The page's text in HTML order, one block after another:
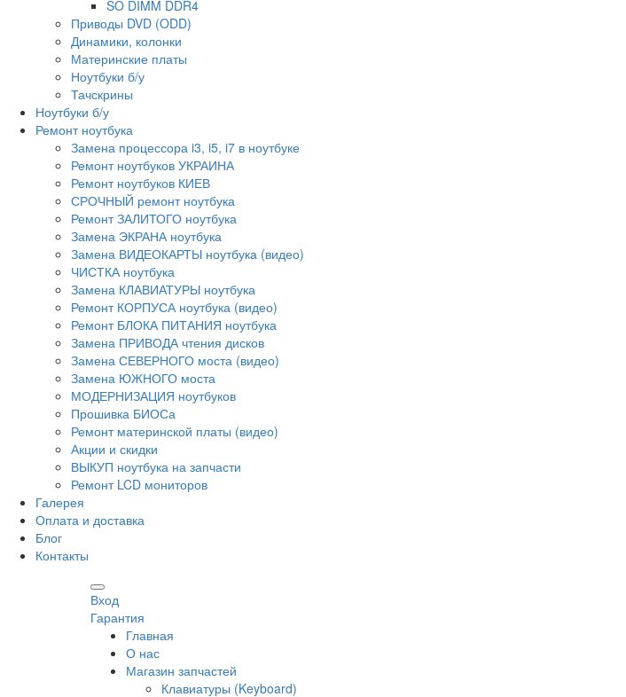
SO DIMM DDR4
Приводы DVD (ODD)
Динамики, колонки
Материнские платы
Ноутбуки б/у
Тачскрины
Ноутбуки б/у
Ремонт ноутбука
Замена процессора i3, i5, i7 в ноутбуке
Ремонт ноутбуков УКРАИНА
Ремонт ноутбуков КИЕВ
СРОЧНЫЙ ремонт ноутбука
Ремонт ЗАЛИТОГО ноутбука
Замена ЭКРАНА ноутбука
Замена ВИДЕОКАРТЫ ноутбука (видео)
ЧИСТКА ноутбука
Замена КЛАВИАТУРЫ ноутбука
Ремонт КОРПУСА ноутбука (видео)
Ремонт БЛОКА ПИТАНИЯ ноутбука
Замена ПРИВОДА чтения дисков
Замена СЕВЕРНОГО моста (видео)
Замена ЮЖНОГО моста
МОДЕРНИЗАЦИЯ ноутбуков
Прошивка БИОСа
Ремонт материнской платы (видео)
Акции и скидки
ВЫКУП ноутбука на запчасти
Ремонт LCD мониторов
Галерея
Оплата и доставка
Блог
Контакты
Вход
Гарантия
Главная
О нас
Магазин запчастей
Клавиатуры (Keyboard)